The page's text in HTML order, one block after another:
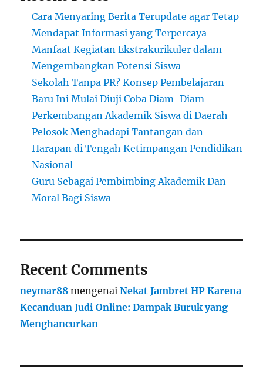
Cara Menyaring Berita Terupdate agar Tetap
Mendapat Informasi yang Terpercaya
Manfaat Kegiatan Ekstrakurikuler dalam
Mengembangkan Potensi Siswa
Sekolah Tanpa PR? Konsep Pembelajaran
Baru Ini Mulai Diuji Coba Diam-Diam
Perkembangan Akademik Siswa di Daerah
Pelosok Menghadapi Tantangan dan
Harapan di Tengah Ketimpangan Pendidikan
Nasional
Guru Sebagai Pembimbing Akademik Dan
Moral Bagi Siswa
Recent Comments
neymar88 mengenaiNekat Jambret HP Karena
Kecanduan Judi Online: Dampak Buruk yang
Menghancurkan